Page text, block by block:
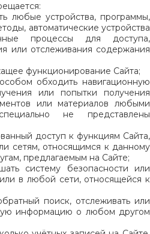
любые устройства, программы,
автоматические устройства
процессы для доступа,
или отслеживания содержания
функционирование Сайта;
обходить навигационную
или попытки получения
или материалов любыми
не представлены
доступ к функциям Сайта,
сетям, относящимся к данному
предлагаемым на Сайте;
систему безопасности или
в любой сети, относящейся к
поиск, отслеживать или
информацию о любом другом